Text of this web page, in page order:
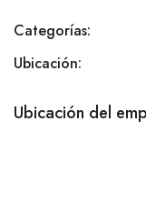
Categorías:
Ubicación:
Ubicación del